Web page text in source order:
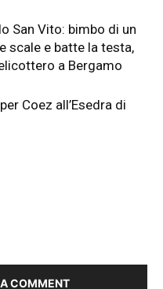
San Vito: bimbo di un
scale e batte la testa,
a Bergamo
Coez all’Esedra di
COMMENT